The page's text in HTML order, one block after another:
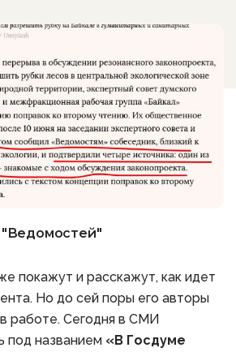
"Ведомостей"
покажут и расскажут, как идет
Но до сей поры его авторы
работе. Сегодня в СМИ
под названием «В Госдуме